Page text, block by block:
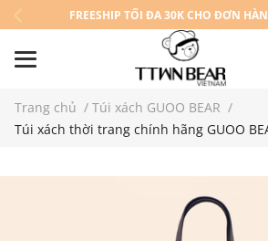
FREESHIP TỐI ĐA 30K CHO ĐƠN
Trang chủ / Túi xách GUOO BEAR /
Túi xách thời trang chính hãng GUOO